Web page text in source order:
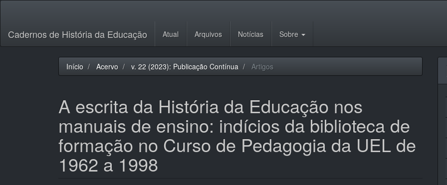
principal
Barra
Cadernos de História da Educação Atual Arquivos Notícias Sobre
Início Acervo v. 22 (2023): Publicação Contínua Artigos
A escrita da História da Educação nos
manuais de ensino: indícios da biblioteca de
formação no Curso de Pedagogia da UEL de
1962 a 1998